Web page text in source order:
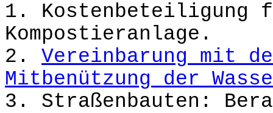
1. Kostenbeteiligung
Kompostieranlage.
2. Vereinbarung mit
Mitbenützung der
3. Straßenbauten: